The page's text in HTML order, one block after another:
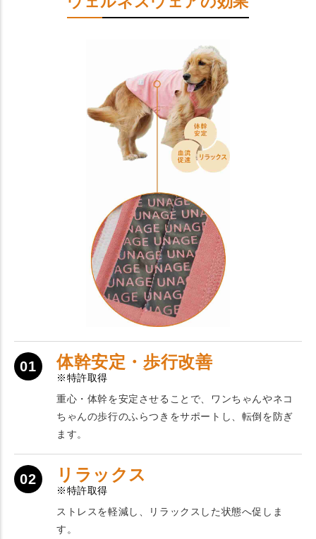
01 体幹安定・歩行改善
※特許取得
重心・体幹を安定させることで、ワンちゃんやネコ
ちゃんの歩行のふらつきをサポートし、転倒を防ぎ
ます。
02 リラックス
※特許取得
ストレスを軽減し、リラックスした状態へ促しま
す。